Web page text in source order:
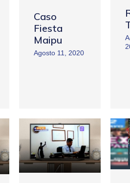
Caso
Fiesta
Maipu
Agosto 11, 2020